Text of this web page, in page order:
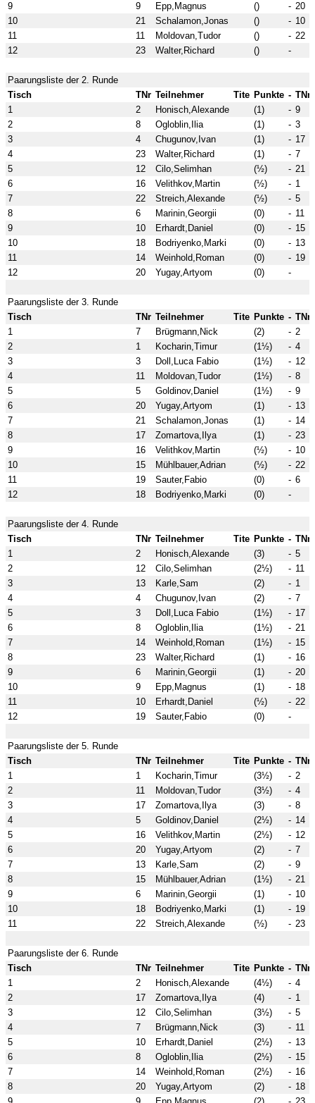
9
9 Epp,Magnus () - 20
10
21 Schalamon,Jonas () - 10
11
11 Moldovan,Tudor () - 22
12
23 Walter,Richard () -
Paarungsliste der 2. Runde
Tisch
TNr Teilnehmer Tite Punkte - TNr
1
2 Honisch,Alexande (1) - 9
2
8 Ogloblin,Ilia (1) - 3
3
4 Chugunov,Ivan (1) - 17
4
23 Walter,Richard (1) - 7
5
12 Cilo,Selimhan (½) - 21
6
16 Velithkov,Martin (½) - 1
7
22 Streich,Alexande (½) - 5
8
6 Marinin,Georgii (0) - 11
9
10 Erhardt,Daniel (0) - 15
10
18 Bodriyenko,Marki (0) - 13
11
14 Weinhold,Roman (0) - 19
12
20 Yugay,Artyom (0) -
Paarungsliste der 3. Runde
Tisch
TNr Teilnehmer Tite Punkte - TNr
1
7 Brügmann,Nick (2) - 2
2
1 Kocharin,Timur (1½) - 4
3
3 Doll,Luca Fabio (1½) - 12
4
11 Moldovan,Tudor (1½) - 8
5
5 Goldinov,Daniel (1½) - 9
6
20 Yugay,Artyom (1) - 13
7
21 Schalamon,Jonas (1) - 14
8
17 Zomartova,Ilya (1) - 23
9
16 Velithkov,Martin (½) - 10
10
15 Mühlbauer,Adrian (½) - 22
11
19 Sauter,Fabio (0) - 6
12
18 Bodriyenko,Marki (0) -
Paarungsliste der 4. Runde
Tisch
TNr Teilnehmer Tite Punkte - TNr
1
2 Honisch,Alexande (3) - 5
2
12 Cilo,Selimhan (2½) - 11
3
13 Karle,Sam (2) - 1
4
4 Chugunov,Ivan (2) - 7
5
3 Doll,Luca Fabio (1½) - 17
6
8 Ogloblin,Ilia (1½) - 21
7
14 Weinhold,Roman (1½) - 15
8
23 Walter,Richard (1) - 16
9
6 Marinin,Georgii (1) - 20
10
9 Epp,Magnus (1) - 18
11
10 Erhardt,Daniel (½) - 22
12
19 Sauter,Fabio (0) -
Paarungsliste der 5. Runde
Tisch
TNr Teilnehmer Tite Punkte - TNr
1
1 Kocharin,Timur (3½) - 2
2
11 Moldovan,Tudor (3½) - 4
3
17 Zomartova,Ilya (3) - 8
4
5 Goldinov,Daniel (2½) - 14
5
16 Velithkov,Martin (2½) - 12
6
20 Yugay,Artyom (2) - 7
7
13 Karle,Sam (2) - 9
8
15 Mühlbauer,Adrian (1½) - 21
9
6 Marinin,Georgii (1) - 10
10
18 Bodriyenko,Marki (1) - 19
11
22 Streich,Alexande (½) - 23
Paarungsliste der 6. Runde
Tisch
TNr Teilnehmer Tite Punkte - TNr
1
2 Honisch,Alexande (4½) - 4
2
17 Zomartova,Ilya (4) - 1
3
12 Cilo,Selimhan (3½) - 5
4
7 Brügmann,Nick (3) - 11
5
10 Erhardt,Daniel (2½) - 13
6
8 Ogloblin,Ilia (2½) - 15
7
14 Weinhold,Roman (2½) - 16
8
20 Yugay,Artyom (2) - 18